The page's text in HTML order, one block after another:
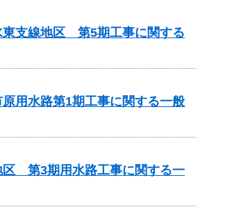
支線地区 第5期工事に関する
用水路第1期工事に関する一般
第3期用水路工事に関する一